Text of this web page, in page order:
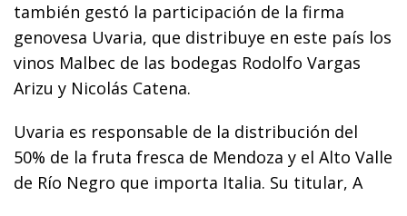
también gestó la participación de la firma
genovesa Uvaria, que distribuye en este país los
vinos Malbec de las bodegas Rodolfo Vargas
Arizu y Nicolás Catena.
Uvaria es responsable de la distribución del
50% de la fruta fresca de Mendoza y el Alto Valle
de Río Negro que importa Italia. Su titular, A